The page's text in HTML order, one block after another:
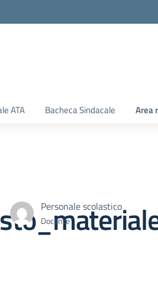
ATA Bacheca Sindacale Area
Personale scolastico
Docente